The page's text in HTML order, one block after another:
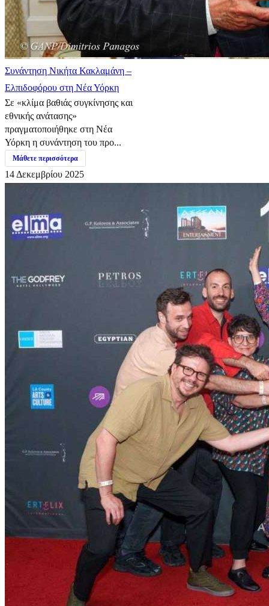
Συνάντηση Νικήτα Κακλαμάνη –
Ελπιδοφόρου στη Νέα Υόρκη
Σε «κλίμα βαθιάς συγκίνησης και
εθνικής ανάτασης»
πραγματοποιήθηκε στη Νέα
Υόρκη η συνάντηση του προ...
Μάθετε περισσότερα
14 Δεκεμβρίου 2025